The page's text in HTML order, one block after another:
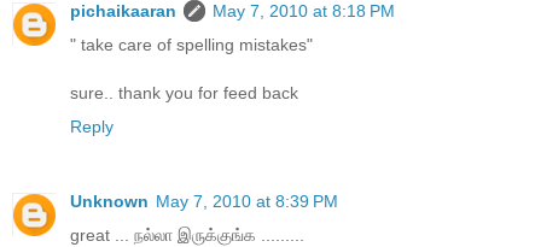
pichaikaaran
May 7, 2010 at 8:18 PM
" take care of spelling mistakes"
sure.. thank you for feed back
Reply
Unknown May 7, 2010 at 8:39 PM
great ... நல்லா இருக்குங்க .........